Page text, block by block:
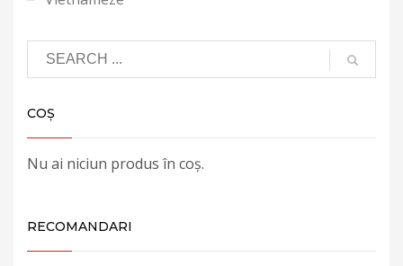
COȘ
Nu ai niciun produs în coș.
RECOMANDARI